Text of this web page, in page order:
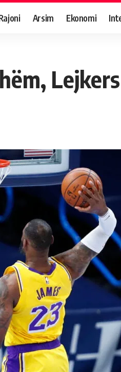
Arsim Ekonomi